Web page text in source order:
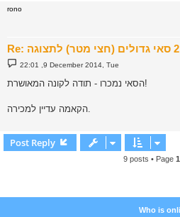
rono
P
o
t
22:01 ,9 December 2014, Tue
הסאי נמכרו - תודה לקונה המאושרת!
הקאמה עדיין למכירה.
Post Reply
9 posts • Page 1
Who is